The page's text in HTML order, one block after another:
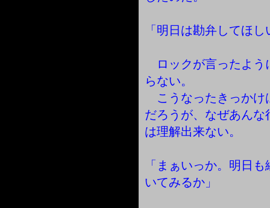
「明日は勘弁してほ
ロックが言ったよう
らない。
こうなったきっかけ
だろうが、なぜあん
は理解出来ない。
「まぁいっか。明日
いてみるか」